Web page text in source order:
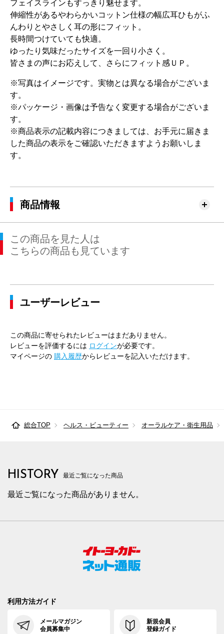
フェイスラインもすっきり魅せます。
伸縮性があるやわらかいコットン仕様の幅広耳ひもがふ
んわりとやさしく耳の形にフィット。
長時間つけていても快適。
ゆったり気味だったサイズを一回り小さく。
皆さまの声にお応えして、さらにフィット感ＵＰ。
※写真はイメージです。実物とは異なる場合がございま
す。
※パッケージ・画像は予告なく変更する場合がございま
す。
※商品表示の記載内容につきましては、お手元に届きま
した商品の表示をご確認いただきますようお願いしま
す。
商品情報
この商品を見た人は
こちらの商品も見ています
ユーザーレビュー
この商品に寄せられたレビューはまだありません。
レビューを評価するには ログインが必要です。
マイページの 購入履歴からレビューを記入いただけます。
総合TOP ヘルス・ビューティー オーラルケア・衛生用品
HISTORY 最近ご覧になった商品
最近ご覧になった商品がありません。
利用方法ガイド
メールマガジン
会員募集中
新規会員
登録ガイド